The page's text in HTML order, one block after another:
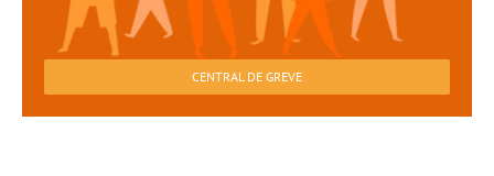
CENTRAL DE GREVE